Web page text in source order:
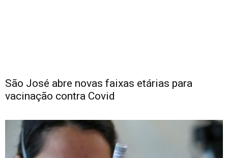
São José abre novas faixas etárias para
vacinação contra Covid